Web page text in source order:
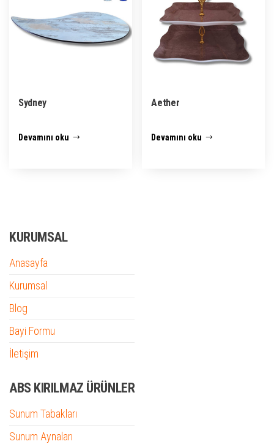
Sydney
Devamını oku
Aether
Devamını oku
KURUMSAL
Anasayfa
Kurumsal
Blog
Bayi Formu
İletişim
ABS KIRILMAZ ÜRÜNLER
Sunum Tabakları
Sunum Aynaları